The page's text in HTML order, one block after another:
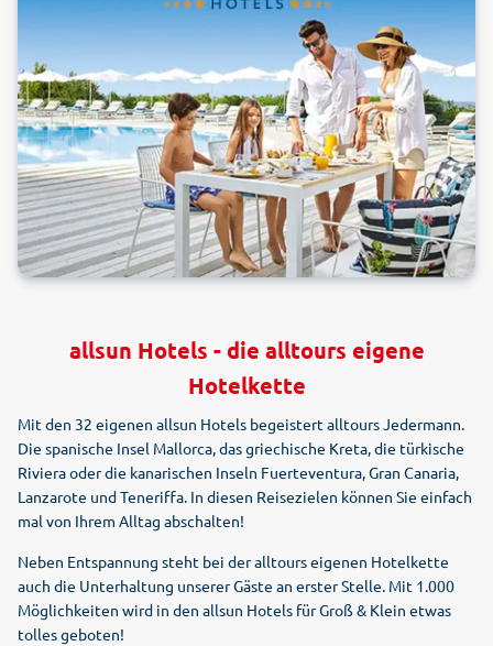
allsun Hotels - die alltours eigene
Hotelkette
Mit den 32 eigenen allsun Hotels begeistert alltours Jedermann.
Die spanische Insel Mallorca, das griechische Kreta, die türkische
Riviera oder die kanarischen Inseln Fuerteventura, Gran Canaria,
Lanzarote und Teneriffa. In diesen Reisezielen können Sie einfach
mal von Ihrem Alltag abschalten!
Neben Entspannung steht bei der alltours eigenen Hotelkette
auch die Unterhaltung unserer Gäste an erster Stelle. Mit 1.000
Möglichkeiten wird in den allsun Hotels für Groß & Klein etwas
tolles geboten!